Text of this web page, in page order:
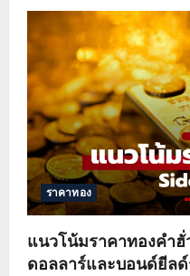
ราคาทอง
แนวโน้มราคาทองคำฮั่
ดอลลาร์และบอนด์ยีลด์